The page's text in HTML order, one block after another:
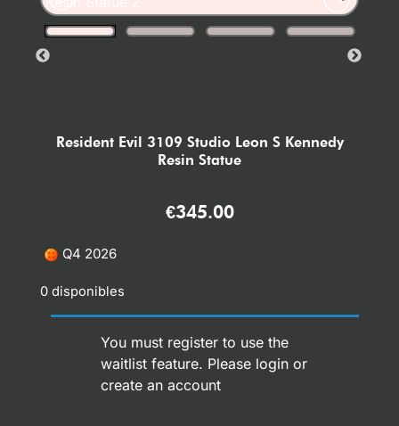
Resident Evil 3109 Studio Leon S Kennedy
Resin Statue
€345.00
Q4 2026
0 disponibles
You must register to use the
waitlist feature. Please login or
create an account